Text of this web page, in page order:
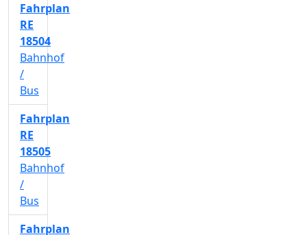
Fahrplan
RE
18504
Bahnhof
/
Bus
Fahrplan
RE
18505
Bahnhof
/
Bus
Fahrplan